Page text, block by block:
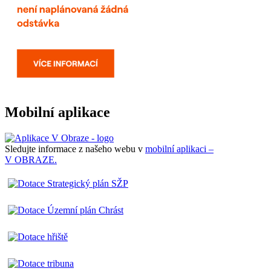
Mobilní aplikace
Sledujte informace z našeho webu v mobilní aplikaci –
V OBRAZE.